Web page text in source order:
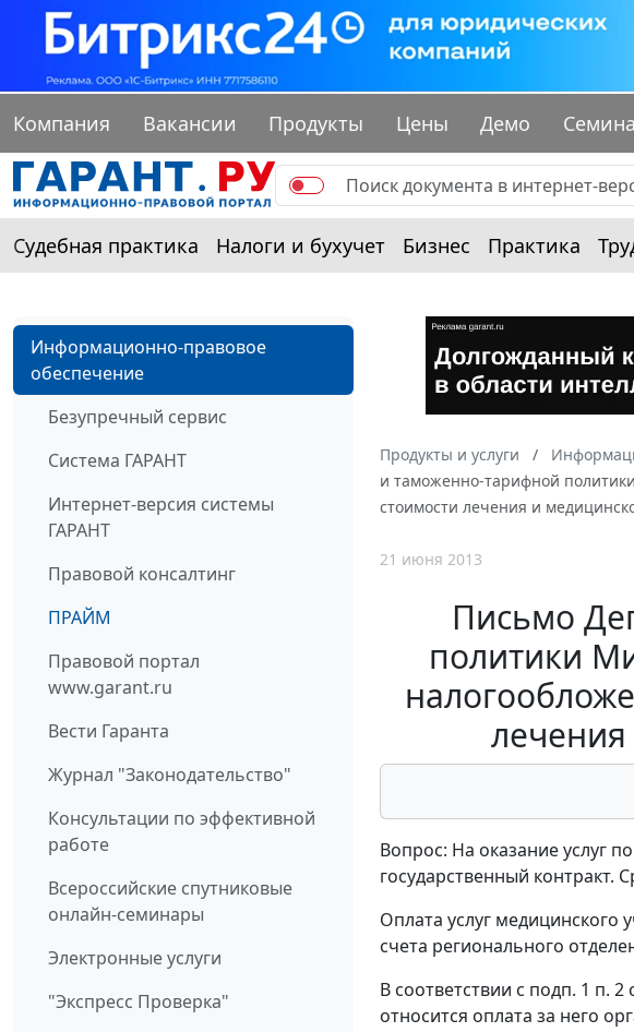
Компания Вакансии Продукты Цены Демо
Судебная практика Налоги и бухучет Бизнес Практика
Информационно-правовое
обеспечение
Безупречный сервис
Система ГАРАНТ
Интернет-версия системы
ГАРАНТ
Правовой консалтинг
ПРАЙМ
Правовой портал
www.garant.ru
Вести Гаранта
Журнал "Законодательство"
Консультации по эффективной
работе
Всероссийские спутниковые
онлайн-семинары
Электронные услуги
"Экспресс Проверка"
Продукты и услуги
и таможенно-тарифной
стоимости лечения и
21 июня 2013
Письмо
политики
Вопрос: На оказание услуг
государственный контракт.
Оплата услуг медицинского
счета регионального
В соответствии с подп. 1 п.
относится оплата за него